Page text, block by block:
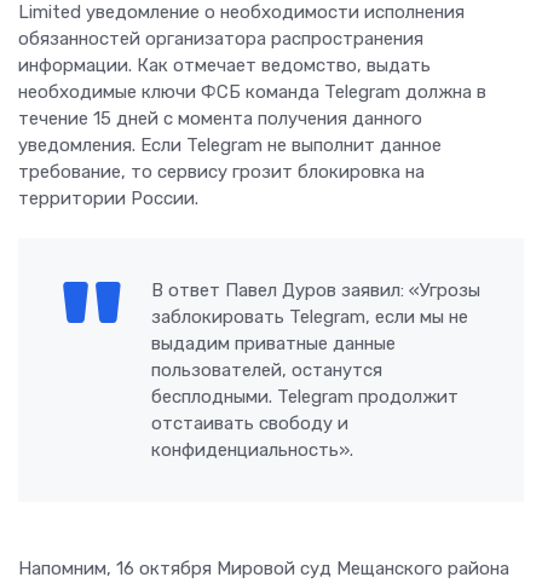
Limited уведомление о необходимости исполнения
обязанностей организатора распространения
информации. Как отмечает ведомство, выдать
необходимые ключи ФСБ команда Telegram должна в
течение 15 дней с момента получения данного
уведомления. Если Telegram не выполнит данное
требование, то сервису грозит блокировка на
территории России.
В ответ Павел Дуров заявил: «Угрозы
заблокировать Telegram, если мы не
выдадим приватные данные
пользователей, останутся
бесплодными. Telegram продолжит
отстаивать свободу и
конфиденциальность».
Напомним, 16 октября Мировой суд Мещанского района